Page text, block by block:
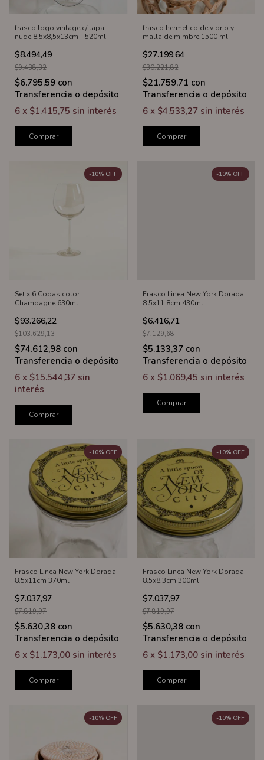
frasco logo vintage c/ tapa
nude 8,5x8,5x13cm - 520ml
$8.494,49
$9.438,32
$6.795,59 con
Transferencia o depósito
6 x $1.415,75 sin interés
Comprar
frasco hermetico de vidrio y
malla de mimbre 1500 ml
$27.199,64
$30.221,82
$21.759,71 con
Transferencia o depósito
6 x $4.533,27 sin interés
Comprar
Set x 6 Copas color
Champagne 630ml
$93.266,22
-10% OFF
$103.629,13
$74.612,98 con
Transferencia o depósito
6 x $15.544,37 sin
interés
Comprar
Frasco Linea New York Dorada
8.5x11.8cm 430ml
$6.416,71
-10% OFF
$7.129,68
$5.133,37 con
Transferencia o depósito
6 x $1.069,45 sin interés
Comprar
Frasco Linea New York Dorada
8.5x11cm 370ml
$7.037,97
-10% OFF
$7.819,97
$5.630,38 con
Transferencia o depósito
6 x $1.173,00 sin interés
Comprar
Frasco Linea New York Dorada
8.5x8.3cm 300ml
$7.037,97
-10% OFF
$7.819,97
$5.630,38 con
Transferencia o depósito
6 x $1.173,00 sin interés
Comprar
-10% OFF -10% OFF